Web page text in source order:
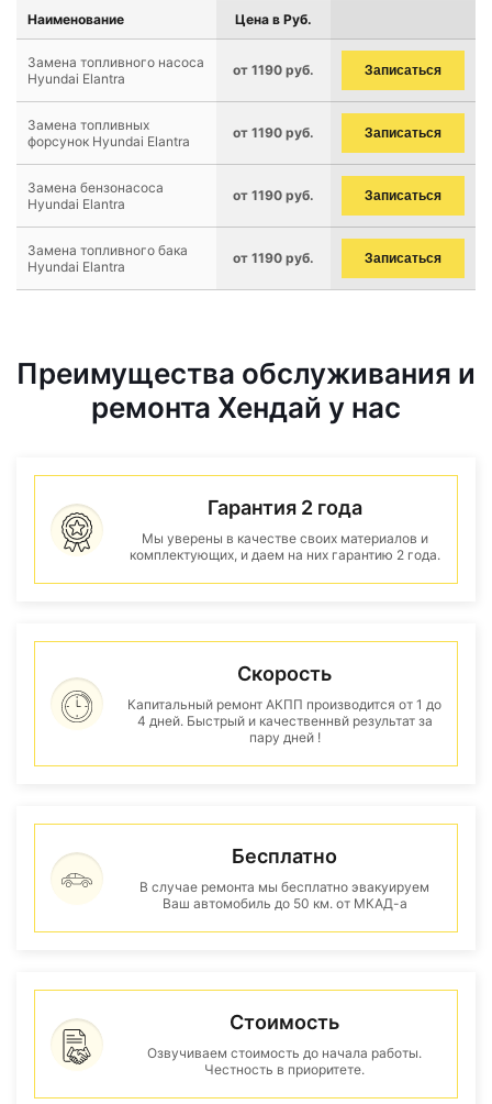
Наименование Цена в Руб.
Замена топливного насоса
Hyundai Elantra
от 1190 руб. Записаться
Замена топливных
форсунок Hyundai Elantra
от 1190 руб. Записаться
Замена бензонасоса
Hyundai Elantra
от 1190 руб. Записаться
Замена топливного бака
Hyundai Elantra
от 1190 руб. Записаться
Преимущества обслуживания и
ремонта Хендай у нас
Гарантия 2 года
Мы уверены в качестве своих материалов и
комплектующих, и даем на них гарантию 2 года.
Скорость
Капитальный ремонт АКПП производится от 1 до
4 дней. Быстрый и качественнвй результат за
пару дней !
Бесплатно
В случае ремонта мы бесплатно эвакуируем
Ваш автомобиль до 50 км. от МКАД-а
Стоимость
Озвучиваем стоимость до начала работы.
Честность в приоритете.